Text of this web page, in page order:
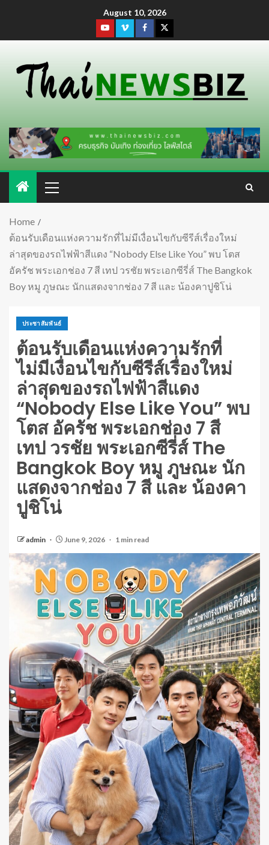
August 10, 2026
Home
ต้อนรับเดือนแห่งความรักที่ไม่มีเงื่อนไขกับซีรีส์เรื่องใหม่
ล่าสุดของรถไฟฟ้าสีแดง “Nobody Else Like You” พบ โตส
อัครัช พระเอกช่อง 7 สี เทป วรชัย พระเอกซีรี่ส์ The Bangkok
Boy หมู ภูษณะ นักแสดงจากช่อง 7 สี และ น้องคาปูชิโน่
ประชาสัมพันธ์
ต้อนรับเดือนแห่งความรักที่
ไม่มีเงื่อนไขกับซีรีส์เรื่องใหม่
ล่าสุดของรถไฟฟ้าสีแดง
“Nobody Else Like You” พบ
โตส อัครัช พระเอกช่อง 7 สี
เทป วรชัย พระเอกซีรี่ส์ The
Bangkok Boy หมู ภูษณะ นัก
แสดงจากช่อง 7 สี และ น้องคา
ปูชิโน่
admin June 9, 2026 1 min read